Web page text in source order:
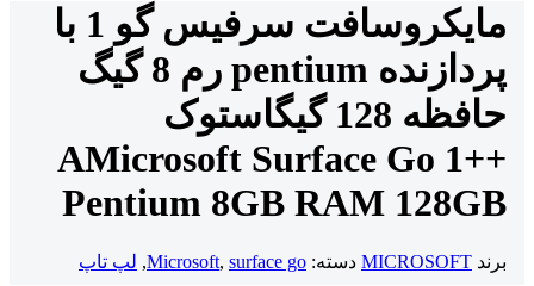
مایکروسافت سرفیس گو 1 با
پردازنده pentium رم 8 گیگ
حافظه 128 گیگ
استوک
++A
Microsoft Surface Go 1
Pentium 8GB RAM 128GB
برند MICROSOFT دسته: Microsoft, surface go
, لپ تاپ